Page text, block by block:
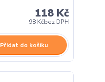
118 Kč
98 Kčbez DPH
Přidat do košíku